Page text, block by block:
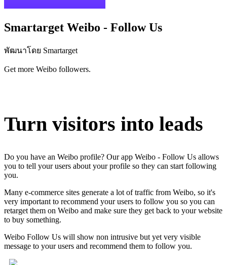
Smartarget Weibo - Follow Us
พัฒนาโดย Smartarget
Get more Weibo followers.
Turn visitors into leads
Do you have an Weibo profile? Our app Weibo - Follow Us allows
you to tell your users about your profile so they can start following
you.
Many e-commerce sites generate a lot of traffic from Weibo, so it's
very important to recommend your users to follow you so you can
retarget them on Weibo and make sure they get back to your website
to buy something.
Weibo Follow Us will show non intrusive but yet very visible
message to your users and recommend them to follow you.